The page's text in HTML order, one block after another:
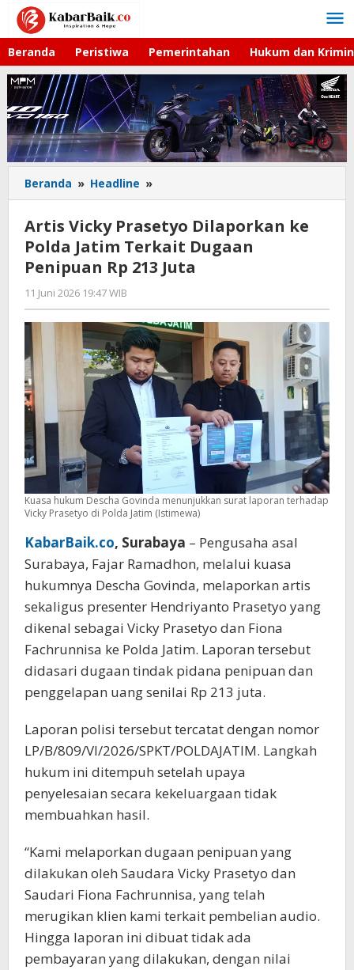
Lewati
konten
Beranda Peristiwa Pemerintahan Hukum dan
Beranda » Headline »
Vicky
Prasetyo
Dilaporkan
ke
Polda
Penipuan
Rp
213
Juta
Artis Vicky Prasetyo Dilaporkan ke
Polda Jatim Terkait Dugaan
Penipuan Rp 213 Juta
11 Juni 2026 19:47 WIB
Imam
WD
Kuasa hukum Descha Govinda menunjukkan surat laporan terhadap
Vicky Prasetyo di Polda Jatim (Istimewa)
KabarBaik.co, Surabaya – Pengusaha asal
Surabaya, Fajar Ramadhon, melalui kuasa
hukumnya Descha Govinda, melaporkan artis
sekaligus presenter Hendriyanto Prasetyo yang
dikenal sebagai Vicky Prasetyo dan Fiona
Fachrunnisa ke Polda Jatim. Laporan tersebut
didasari dugaan tindak pidana penipuan dan
penggelapan uang senilai Rp 213 juta.
Laporan polisi tersebut tercatat dengan nomor
LP/B/809/VI/2026/SPKT/POLDAJATIM. Langkah
hukum ini ditempuh setelah upaya
penyelesaian secara kekeluargaan tidak
membuahkan hasil.
“Kami melaporkan dugaan penipuan yang
dilakukan oleh Saudara Vicky Prasetyo dan
Saudari Fiona Fachrunnisa, yang telah
merugikan klien kami terkait pembelian audio.
Hingga laporan ini dibuat tidak ada
pembayaran yang dilakukan, dengan nilai